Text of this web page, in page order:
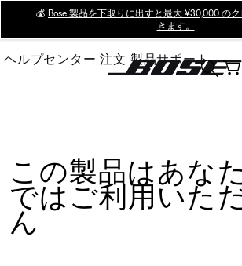
Main
💰 Bose 製品を下取りに出すと最大 ¥30,000 の
きます。
ヘルプセンター 注文 製品サポート
この製品はあな
ではご利用いた
ん